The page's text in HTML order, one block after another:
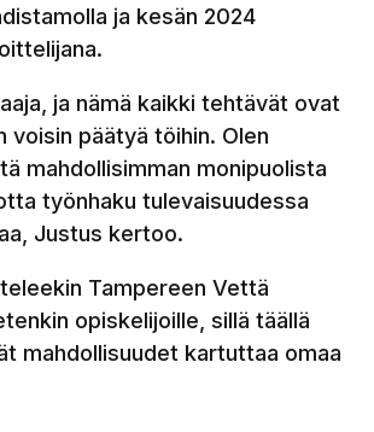
ja kesän 2024
ja nämä kaikki tehtävät ovat
voisin päätyä töihin. Olen
mahdollisimman monipuolista
työnhaku tulevaisuudessa
Justus kertoo.
Tampereen Vettä
opiskelijoille, sillä täällä
mahdollisuudet kartuttaa omaa